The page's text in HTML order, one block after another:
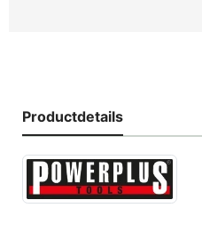
Productdetails